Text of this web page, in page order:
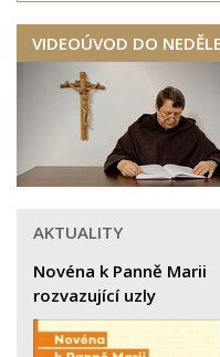
VIDEOÚVOD DO NEDĚLE
AKTUALITY
Novéna k Panně Marii
rozvazující uzly